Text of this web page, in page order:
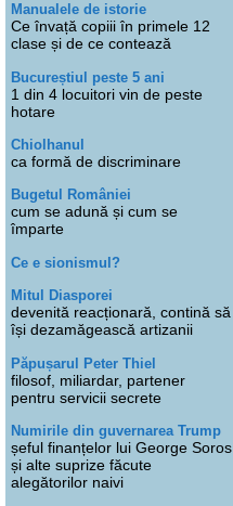
Manualele de istorie
Ce învață copiii în primele 12
clase și de ce contează
Bucureștiul peste 5 ani
1 din 4 locuitori vin de peste
hotare
Chiolhanul
ca formă de discriminare
Bugetul României
cum se adună și cum se
împarte
Ce e sionismul?
Mitul Diasporei
devenită reacționară, contină să
își dezamăgească artizanii
Păpușarul Peter Thiel
filosof, miliardar, partener
pentru servicii secrete
Numirile din guvernarea Trump
șeful finanțelor lui George Soros
și alte suprize făcute
alegătorilor naivi